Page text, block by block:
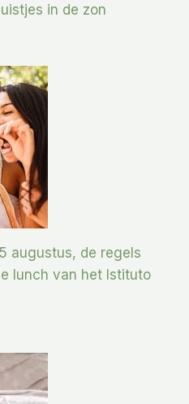
in de zon
augustus, de regels
lunch van het Istituto